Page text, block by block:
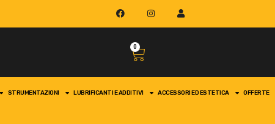
0
STRUMENTAZIONI LUBRIFICANTI E ADDITIVI ACCESSORI ED ESTETICA OFFERTE